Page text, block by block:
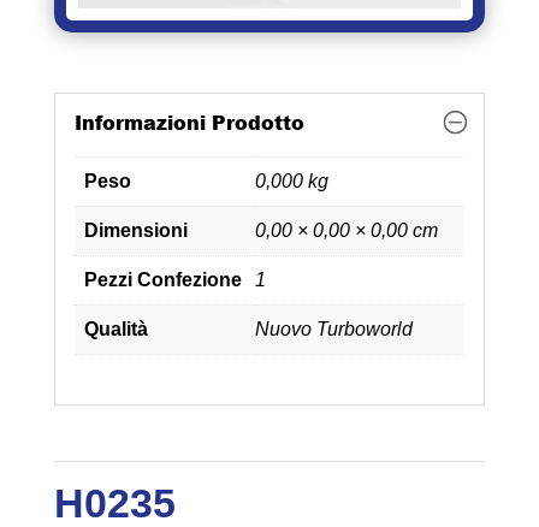
Informazioni Prodotto
Peso 0,000 kg
Dimensioni 0,00 × 0,00 × 0,00 cm
Pezzi Confezione 1
Qualità Nuovo Turboworld
H0235